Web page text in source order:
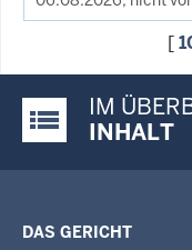
[
Justiz-Portal im
IM
INHALT
DAS GERICHT